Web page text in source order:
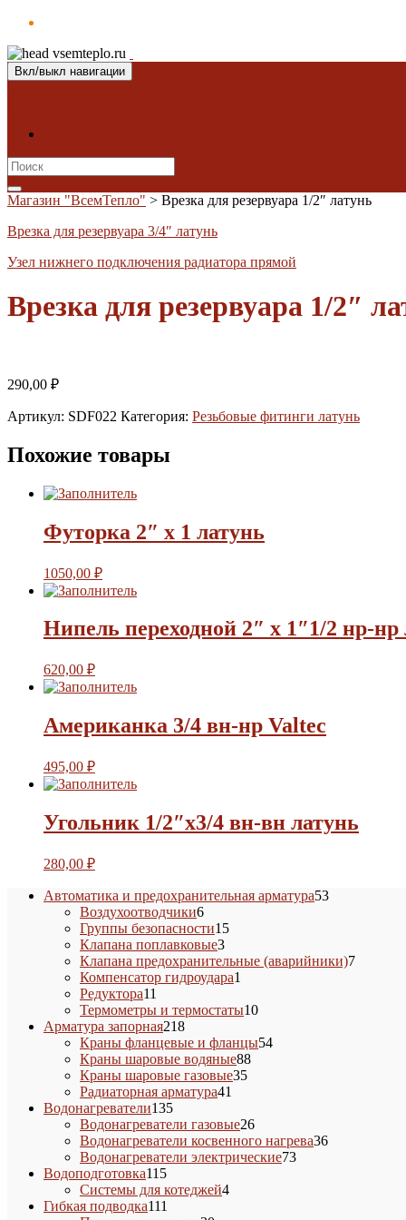
Вкл/выкл навигации
Search
for:
Магазин "ВсемТепло" > Врезка для резервуара 1/2″ латунь
Врезка для резервуара 3/4″ латунь
Узел нижнего подключения радиатора прямой
Врезка для резервуара 1/2″
290,00 ₽
Артикул: SDF022 Категория: Резьбовые фитинги латунь
Похожие товары
Футорка 2″ х 1 латунь
1050,00 ₽
Нипель переходной 2″ х 1″1/2 нр-нр
620,00 ₽
Американка 3/4 вн-нр Valtec
495,00 ₽
Угольник 1/2″х3/4 вн-вн латунь
280,00 ₽
Автоматика и предохранительная арматура5353
Воздухоотводчики66
товаров
Группы безопасности1515
Клапана поплавковые33
товара
Клапана предохранительные (аварийники)77
Компенсатор гидроудара1
Редуктора11
товаров
Термометры и термостаты1010
Арматура запорная218218
товаров
Краны фланцевые и фланцы5454
Краны шаровые водяные8888
Краны шаровые газовые3535
Радиаторная арматура41
Водонагреватели135135
товаров
Водонагреватели газовые2626
товаров
Водонагреватели косвенного нагрева3636
Водонагреватели электрические7373
Водоподготовка115115
товаров
Системы для котеджей44
Гибкая подводка111